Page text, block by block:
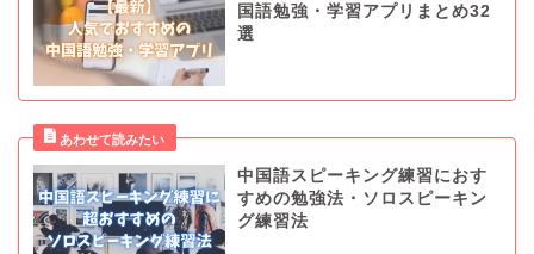
国語勉強・学習アプリまとめ32
選
中国語スピーキング練習におす
すめの勉強法・ソロスピーキン
グ練習法